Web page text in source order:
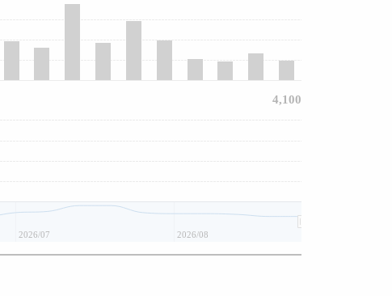
2026/07 2026/08
4,100